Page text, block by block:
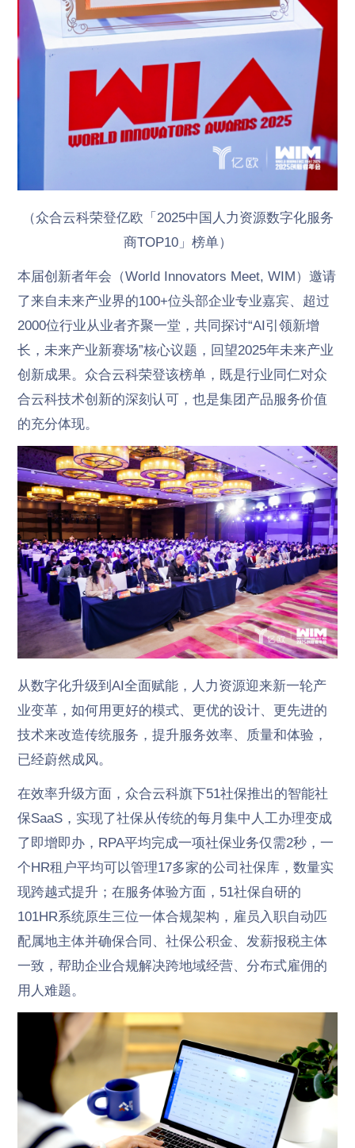
（众合云科荣登亿欧「2025中国人力资源数字化服务
商TOP10」榜单）
本届创新者年会（World Innovators Meet, WIM）邀请
了来自未来产业界的100+位头部企业专业嘉宾、超过
2000位行业从业者齐聚一堂，共同探讨“AI引领新增
长，未来产业新赛场”核心议题，回望2025年未来产业
创新成果。众合云科荣登该榜单，既是行业同仁对众
合云科技术创新的深刻认可，也是集团产品服务价值
的充分体现。
从数字化升级到AI全面赋能，人力资源迎来新一轮产
业变革，如何用更好的模式、更优的设计、更先进的
技术来改造传统服务，提升服务效率、质量和体验，
已经蔚然成风。
在效率升级方面，众合云科旗下51社保推出的智能社
保SaaS，实现了社保从传统的每月集中人工办理变成
了即增即办，RPA平均完成一项社保业务仅需2秒，一
个HR租户平均可以管理17多家的公司社保库，数量实
现跨越式提升；在服务体验方面，51社保自研的
101HR系统原生三位一体合规架构，雇员入职自动匹
配属地主体并确保合同、社保公积金、发薪报税主体
一致，帮助企业合规解决跨地域经营、分布式雇佣的
用人难题。